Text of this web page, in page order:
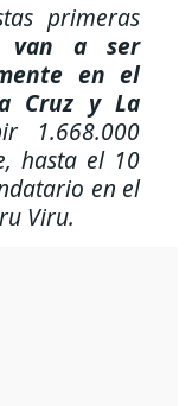
primeras
van a ser
en el
Cruz y La
1.668.000
hasta el 10
en el
Viru.